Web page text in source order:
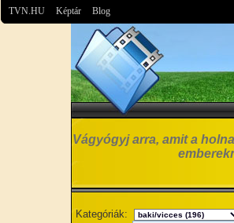
TVN.HU Képtár Blog
Vágyógyj arra, amit a
Kategóriák: